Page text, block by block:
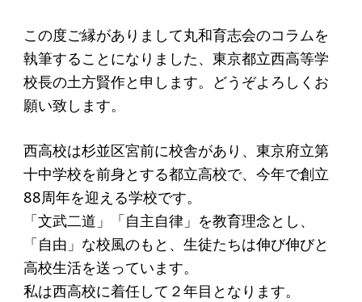
応援したいみなさんへ
財団概要
沿革
組織
事業内容
年間スケジュール
定款
この度ご縁がありまして丸和育志会のコラムを
執筆することになりました、東京都立西高等学
校長の土方賢作と申します。どうぞよろしくお
願い致します。
西高校は杉並区宮前に校舎があり、東京府立第
十中学校を前身とする都立高校で、今年で創立
88周年を迎える学校です。
「文武二道」「自主自律」を教育理念とし、
「自由」な校風のもと、生徒たちは伸び伸びと
高校生活を送っています。
私は西高校に着任して２年目となります。